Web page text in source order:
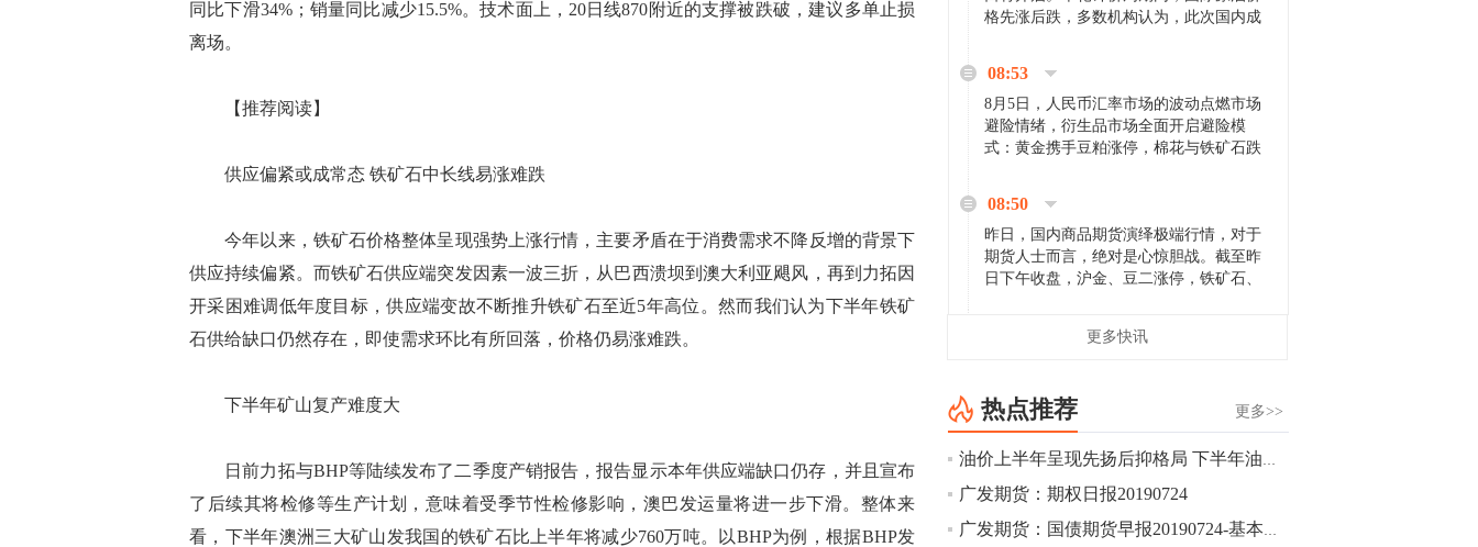
同比下滑34%；销量同比减少15.5%。技术面上，20日线870附近的支撑被跌破，建议多单止损
离场。
【推荐阅读】
供应偏紧或成常态 铁矿石中长线易涨难跌
今年以来，铁矿石价格整体呈现强势上涨行情，主要矛盾在于消费需求不降反增的背景下
供应持续偏紧。而铁矿石供应端突发因素一波三折，从巴西溃坝到澳大利亚飓风，再到力拓因
开采困难调低年度目标，供应端变故不断推升铁矿石至近5年高位。然而我们认为下半年铁矿
石供给缺口仍然存在，即使需求环比有所回落，价格仍易涨难跌。
下半年矿山复产难度大
日前力拓与BHP等陆续发布了二季度产销报告，报告显示本年供应端缺口仍存，并且宣布
了后续其将检修等生产计划，意味着受季节性检修影响，澳巴发运量将进一步下滑。整体来
看，下半年澳洲三大矿山发我国的铁矿石比上半年将减少760万吨。以BHP为例，根据BHP发
格先涨后跌，多数机构认为，此次国内成
08:53
8月5日，人民币汇率市场的波动点燃市场
避险情绪，衍生品市场全面开启避险模
式：黄金携手豆粕涨停，棉花与铁矿石跌
场来看，汇率波动...
08:50
昨日，国内商品期货演绎极端行情，对于
期货人士而言，绝对是心惊胆战。截至昨
日下午收盘，沪金、豆二涨停，铁矿石、
[imgnobrwh] src=...
14:23
跌幅达6%，报689.5元/吨，刷新近两个月
低位。
更多快讯
更多>>
热点推荐
油价上半年呈现先扬后抑格局 下半年油价先扬后抑
广发期货：期权日报20190724
广发期货：国债期货早报20190724-基本面不断变化，货币政策难进一步放松